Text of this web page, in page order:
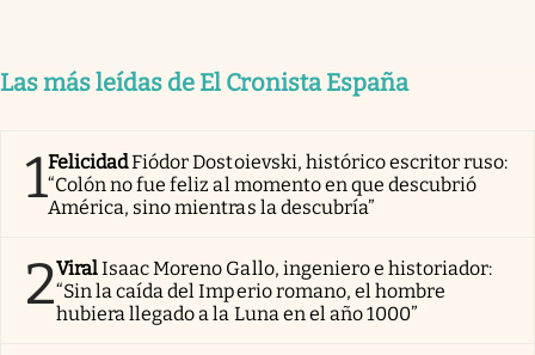
Las más leídas de El Cronista España
1FelicidadFiódor Dostoievski, histórico escritor ruso:
“Colón no fue feliz al momento en que descubrió
América, sino mientras la descubría”
2ViralIsaac Moreno Gallo, ingeniero e historiador:
“Sin la caída del Imperio romano, el hombre
hubiera llegado a la Luna en el año 1000”